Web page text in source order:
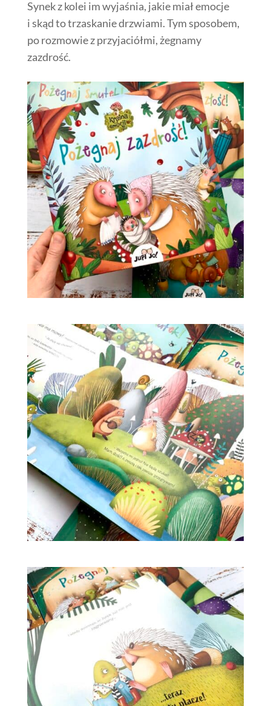
Synek z kolei im wyjaśnia, jakie miał emocje
i skąd to trzaskanie drzwiami. Tym sposobem,
po rozmowie z przyjaciółmi, żegnamy
zazdrość.